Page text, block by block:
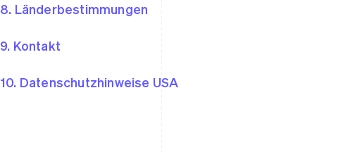
8. Länderbestimmungen
9. Kontakt
10. Datenschutzhinweise USA